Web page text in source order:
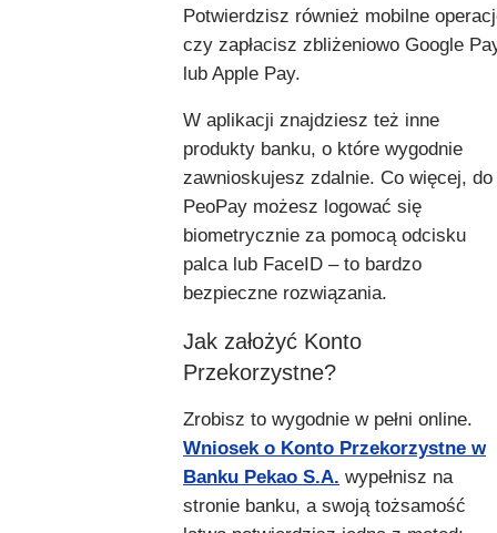
Potwierdzisz również mobilne
czy zapłacisz zbliżeniowo Google
lub Apple Pay.
W aplikacji znajdziesz też inne
produkty banku, o które wygodnie
zawnioskujesz zdalnie. Co więcej, do
PeoPay możesz logować się
biometrycznie za pomocą odcisku
palca lub FaceID – to bardzo
bezpieczne rozwiązania.
Jak założyć Konto
Przekorzystne?
Zrobisz to wygodnie w pełni online.
Wniosek o Konto Przekorzystne w
Banku Pekao S.A. wypełnisz na
stronie banku, a swoją tożsamość